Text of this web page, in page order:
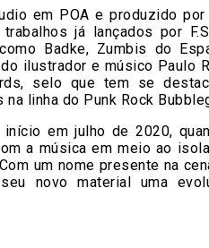
em POA e produzido
já lançados por
Badke, Zumbis do
ilustrador e músico Paulo
selo que tem se
linha do Punk Rock
em julho de 2020,
a música em meio ao
um nome presente na
novo material uma